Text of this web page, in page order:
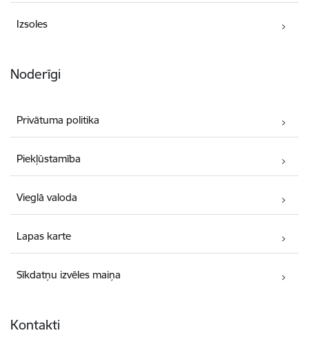
Izsoles
Noderīgi
Privātuma politika
Piekļūstamība
Vieglā valoda
Lapas karte
Sīkdatņu izvēles maiņa
Kontakti